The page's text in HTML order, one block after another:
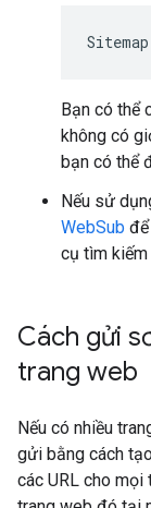
Bạn có thể
không có
bạn có thể
Nếu sử
WebSub
cụ tìm kiếm
Cách gửi
trang web
Nếu có nhiều
gửi bằng cách
các URL cho